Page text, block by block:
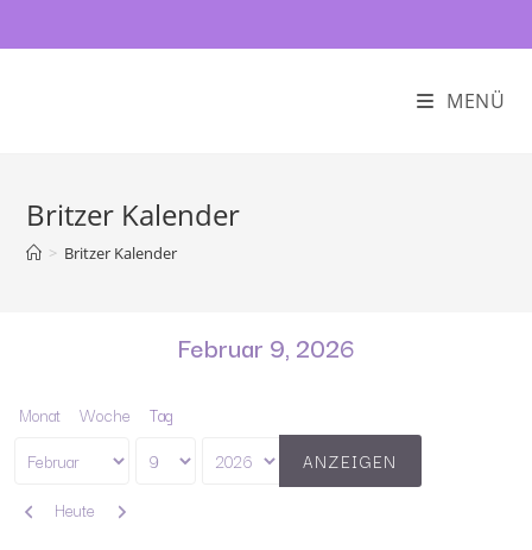
MENÜ
Britzer Kalender
> Britzer Kalender
Februar 9, 2026
Monat Woche Tag
Monat
Tag
Jahr
Zurück
Heute Weiter